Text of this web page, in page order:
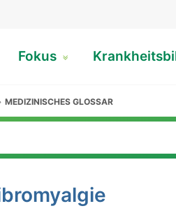
Fokus
MEDIZINISCHES GLOSSAR